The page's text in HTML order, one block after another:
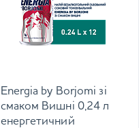
Energia by Borjomi зі
смаком Вишні 0,24 л
енергетичний